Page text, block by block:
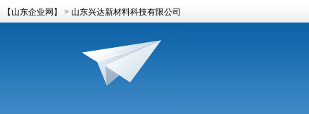
【山东企业网】 > 山东兴达新材料科技有限公司